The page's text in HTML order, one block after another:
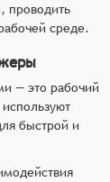
проводить
среде.
— это рабочий
быстрой и